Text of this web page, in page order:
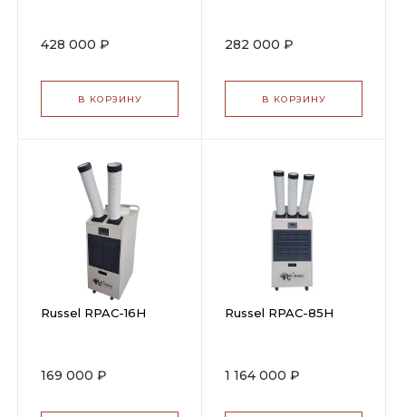
428 000 ₽
В КОРЗИНУ
282 000 ₽
В КОРЗИНУ
Russel RPAC-16H
169 000 ₽
Russel RPAC-85H
1 164 000 ₽